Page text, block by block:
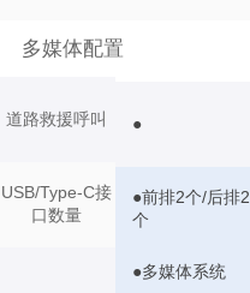
多媒体配置
道路救援呼叫
USB/Type-C接
口数量
●
●前排2个/后排2
个
●多媒体系统